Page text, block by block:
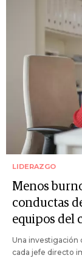
LIDERAZGO
Menos
conductas
equipos del
Una investigación
cada jefe directo